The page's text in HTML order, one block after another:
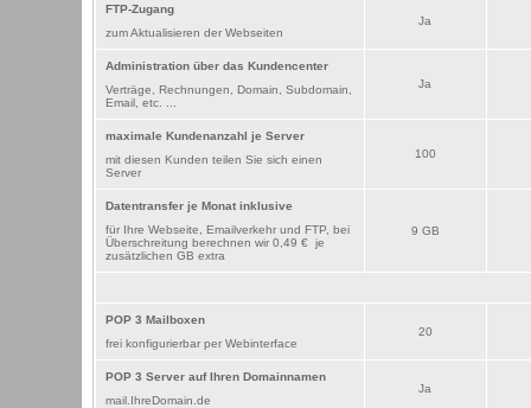
FTP-Zugang
zum Aktualisieren der Webseiten
Ja
Administration über das Kundencenter
Verträge, Rechnungen, Domain, Subdomain,
Email, etc. ...
Ja
maximale Kundenanzahl je Server
mit diesen Kunden teilen Sie sich einen
Server
100
Datentransfer je Monat inklusive
für Ihre Webseite, Emailverkehr und FTP, bei
Überschreitung berechnen wir 0,49 € je
zusätzlichen GB extra
9 GB
POP 3 Mailboxen
frei konfigurierbar per Webinterface
20
POP 3 Server auf Ihren Domainnamen
mail.IhreDomain.de
Ja